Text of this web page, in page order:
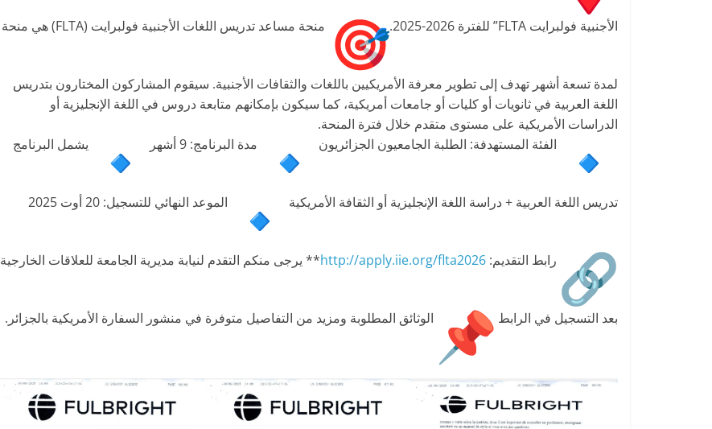
الأجنبية فولبرايت FLTA” للفترة 2026-2025. منحة مساعد تدريس اللغات الأجنبية فولبرايت (FLTA) هي منحة
لمدة تسعة أشهر تهدف إلى تطوير معرفة الأمريكيين باللغات والثقافات الأجنبية. سيقوم المشاركون المختارون بتدريس
اللغة العربية في ثانويات أو كليات أو جامعات أمريكية، كما سيكون بإمكانهم متابعة دروس في اللغة الإنجليزية أو
الدراسات الأمريكية على مستوى متقدم خلال فترة المنحة.
الفئة المستهدفة: الطلبة الجامعيون الجزائريون
مدة البرنامج: 9 أشهر يشمل البرنامج
تدريس اللغة العربية + دراسة اللغة الإنجليزية أو الثقافة الأمريكية الموعد النهائي للتسجيل: 20 أوت 2025
رابط التقديم: http://apply.iie.org/flta2026** يرجى منكم التقدم لنيابة مديرية الجامعة للعلاقات الخارجية
بعد التسجيل في الرابط الوثائق المطلوبة ومزيد من التفاصيل متوفرة في منشور السفارة الأمريكية بالجزائر.